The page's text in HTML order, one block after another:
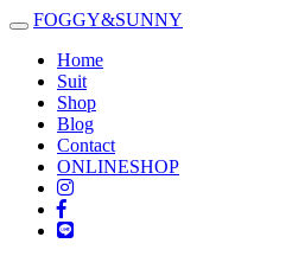
Toggle
navigation
FOGGY&SUNNY
Home
Suit
Shop
Blog
Contact
ONLINESHOP